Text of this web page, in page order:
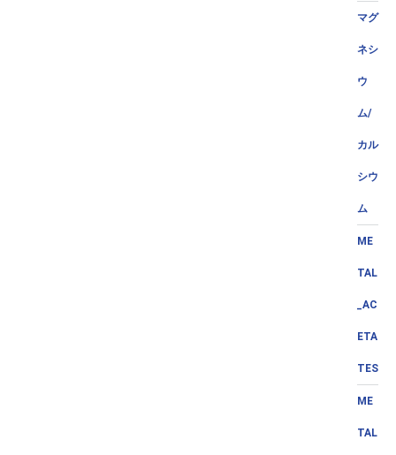
マグ
ネシ
ウ
ム/
カル
シウ
ム
ME
TAL
_AC
ETA
TES
ME
TAL